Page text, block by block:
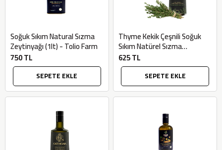
Soğuk Sıkım Natural Sızma
Zeytinyağı (1lt) - Tolio Farm
750 TL
SEPETE EKLE
Thyme Kekik Çeşnili Soğuk
Sıkım Natürel Sızma
Zeytinyağı (250ml) - Orthosia
625 TL
SEPETE EKLE